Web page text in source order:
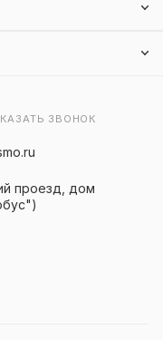
ЗВОНОК
проезд, дом